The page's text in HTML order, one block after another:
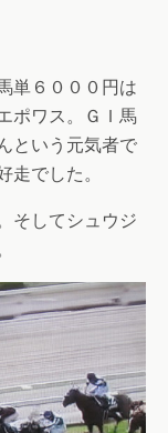
単６０００円は
ポワス。ＧＩ馬
という元気者で
走でした。
そしてシュウジ